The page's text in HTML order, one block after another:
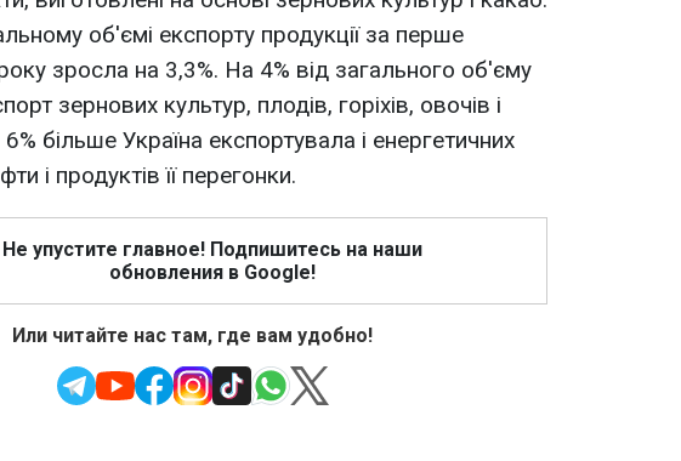
об'ємі експорту продукції за перше
зросла на 3,3%. На 4% від загального об'єму
зернових культур, плодів, горіхів, овочів і
більше Україна експортувала і енергетичних
і продуктів її перегонки.
Не упустите главное! Подпишитесь на наши
обновления в Google!
Или читайте нас там, где вам удобно!